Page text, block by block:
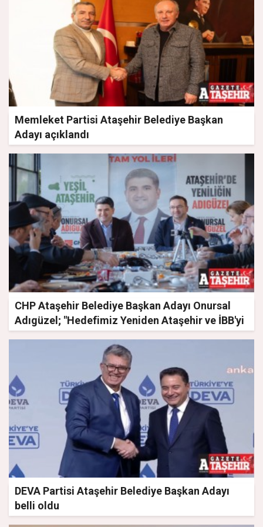
Memleket Partisi Ataşehir Belediye Başkan
Adayı açıklandı
CHP Ataşehir Belediye Başkan Adayı Onursal
Adıgüzel; "Hedefimiz Yeniden Ataşehir ve İBB'yi
Kazanmak"
DEVA Partisi Ataşehir Belediye Başkan Adayı
belli oldu